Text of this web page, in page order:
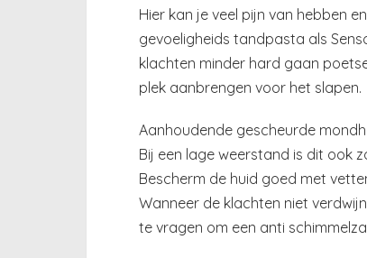
Hier kan je veel pijn van hebben
gevoeligheids tandpasta als
klachten minder hard gaan
plek aanbrengen voor het slapen.
Aanhoudende gescheurde
Bij een lage weerstand is dit ook
Bescherm de huid goed met
Wanneer de klachten niet
te vragen om een anti